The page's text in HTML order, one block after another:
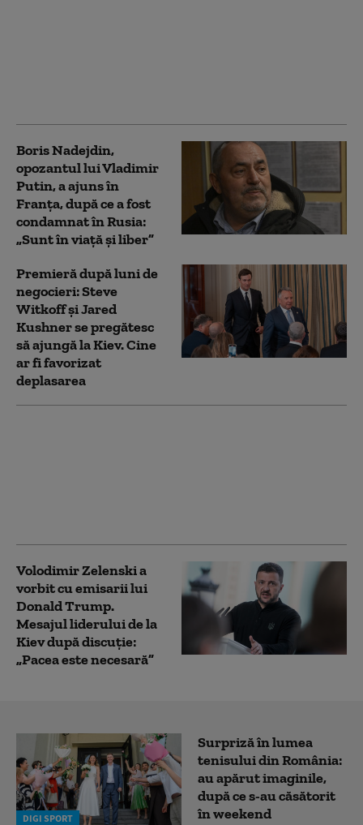
Boris Nadejdin,
opozantul lui Vladimir
Putin, a ajuns în
Franța, după ce a fost
condamnat în Rusia:
„Sunt în viață și liber”
Premieră după luni de
negocieri: Steve
Witkoff și Jared
Kushner se pregătesc
să ajungă la Kiev. Cine
ar fi favorizat
deplasarea
Volodimir Zelenski a
vorbit cu emisarii lui
Donald Trump.
Mesajul liderului de la
Kiev după discuție:
„Pacea este necesară”
DIGI SPORT
Surpriză în lumea
tenisului din România:
au apărut imaginile,
după ce s-au căsătorit
în weekend